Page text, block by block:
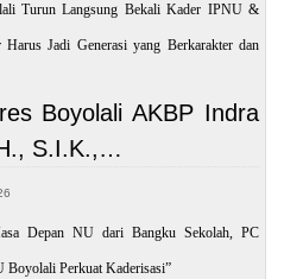
Turun Langsung Bekali Kader IPNU &
Jadi Generasi yang Berkarakter dan
Boyolali AKBP Indra
S.I.K.,…
Depan NU dari Bangku Sekolah, PC
Perkuat Kaderisasi”